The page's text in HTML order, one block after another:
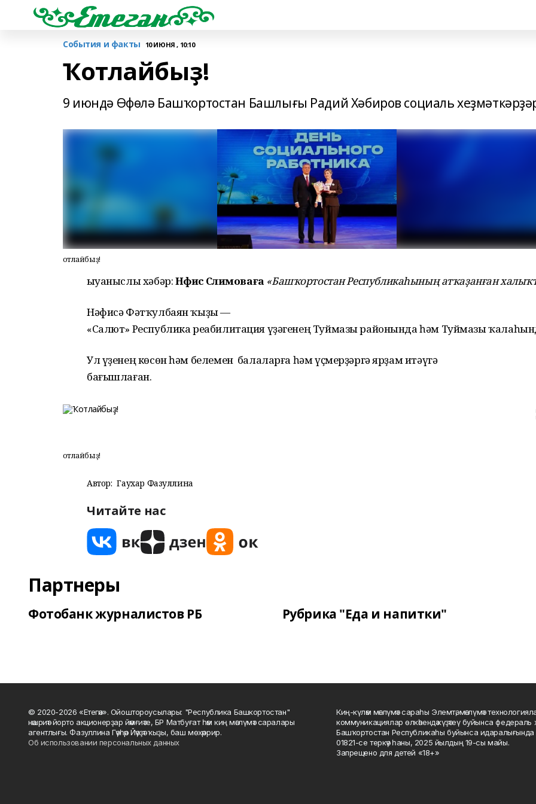
События и факты 10 ИЮНЯ , 10:10
Ҡотлайбыҙ!
9 июндә Өфөлә Башҡортостан Башлығы Радий Хәбиров социаль
Ҡотлайбыҙ!
Ҡыуаныслы хәбәр:Нәфисә Сәлимоваға «Башҡортостан Республикаһының атҡаҙанған
Нәфисә Фәтҡулбаян ҡыҙы —
«Салют» Республика реабилитация үҙәгенең Туймазы районында һәм Туймазы
Ул үҙенең көсөн һәм белемен балаларға һәм үҫмерҙәргә ярҙам итәүгә
бағышлаған.
Ҡотлайбыҙ!
Автор: Гаухар Фазуллина
Читайте нас
Партнеры
Фотобанк журналистов РБ Рубрика "Еда и напитки"
© 2020-2026 «Етегән». Ойоштороусылары: "Республика Башкортостан"
нәшриәт йорто акционерҙар йәмғиәте, БР Матбуғат һәм киң мәғлүмәт саралары
агентлығы. Фазуллина Гәүһәр Йәүҙәт ҡыҙы, баш мөхәррир.
Об использовании персональных данных
Киң-күләм мәғлүмәт сараһы Элемтә, мәғлүмәт
коммуникациялар өлкәһендә күҙәтеү буйынса федераль
Башҡортостан Республикаһы буйынса идаралығында
01821-се теркәү һаны, 2025 йылдың 19-сы майы.
Запрещено для детей «18+»